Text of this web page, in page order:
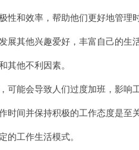
和效率，帮助他们更好地管理时
其他兴趣爱好，丰富自己的生活
他不利因素。
能会导致人们过度加班，影响工
间并保持积极的工作态度是至关
工作生活模式。